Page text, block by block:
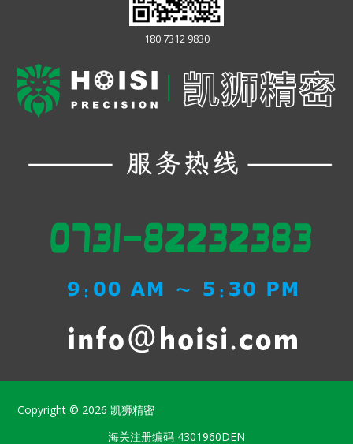
180 7312 9830
Copyright © 2026凯狮精密
海关注册编码 4301960DEN